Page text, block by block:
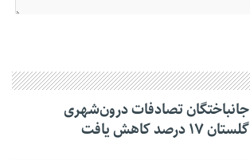
جانباختگان تصادفات درون‌شهری
گلستان ۱۷ درصد کاهش یافت